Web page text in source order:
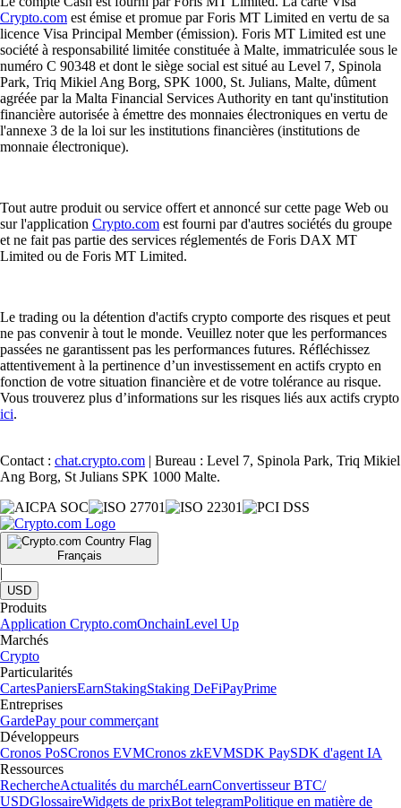
Crypto.com est émise et promue par Foris MT Limited en vertu de sa
licence Visa Principal Member (émission). Foris MT Limited est une
société à responsabilité limitée constituée à Malte, immatriculée sous le
numéro C 90348 et dont le siège social est situé au Level 7, Spinola
Park, Triq Mikiel Ang Borg, SPK 1000, St. Julians, Malte, dûment
agréée par la Malta Financial Services Authority en tant qu'institution
financière autorisée à émettre des monnaies électroniques en vertu de
l'annexe 3 de la loi sur les institutions financières (institutions de
monnaie électronique).
Tout autre produit ou service offert et annoncé sur cette page Web ou
sur l'application Crypto.com est fourni par d'autres sociétés du groupe
et ne fait pas partie des services réglementés de Foris DAX MT
Limited ou de Foris MT Limited.
Le trading ou la détention d'actifs crypto comporte des risques et peut
ne pas convenir à tout le monde. Veuillez noter que les performances
passées ne garantissent pas les performances futures. Réfléchissez
attentivement à la pertinence d’un investissement en actifs crypto en
fonction de votre situation financière et de votre tolérance au risque.
Vous trouverez plus d’informations sur les risques liés aux actifs crypto
ici.
Contact : chat.crypto.com | Bureau : Level 7, Spinola Park, Triq Mikiel
Ang Borg, St Julians SPK 1000 Malte.
Français
|
USD
Produits
Application Crypto.comOnchainLevel Up
Marchés
Crypto
Particularités
CartesPaniersEarnStakingStaking DeFiPayPrime
Entreprises
GardePay pour commerçant
Développeurs
Cronos PoSCronos EVMCronos zkEVMSDK PaySDK d'agent IA
Ressources
RechercheActualités du marchéLearnConvertisseur BTC/
USDGlossaireWidgets de prixBot telegramPolitique en matière de